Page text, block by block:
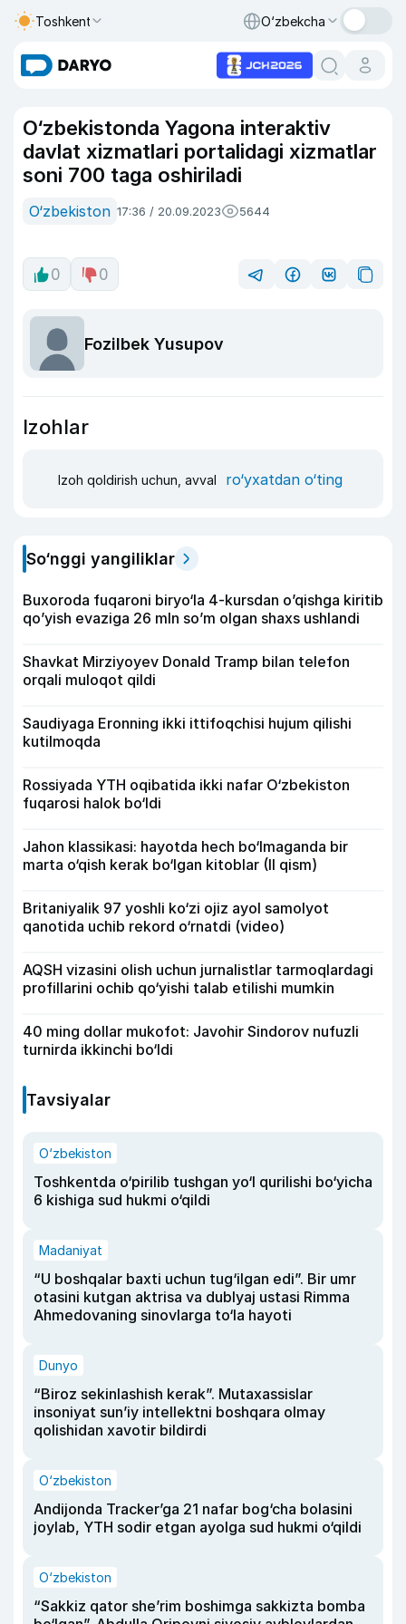
Toshkent O‘zbekcha
O‘zbekistonda Yagona interaktiv
davlat xizmatlari portalidagi xizmatlar
soni 700 taga oshiriladi
O‘zbekiston 17:36 / 20.09.2023 5644
0 0
Fozilbek Yusupov
Izohlar
Izoh qoldirish uchun, avval ro‘yxatdan o‘ting
So‘nggi yangiliklar
Buxoroda fuqaroni biryo‘la 4-kursdan o’qishga kiritib
qo’yish evaziga 26 mln so’m olgan shaxs ushlandi
Shavkat Mirziyoyev Donald Tramp bilan telefon
orqali muloqot qildi
Saudiyaga Eronning ikki ittifoqchisi hujum qilishi
kutilmoqda
Rossiyada YTH oqibatida ikki nafar O‘zbekiston
fuqarosi halok bo‘ldi
Jahon klassikasi: hayotda hech bo‘lmaganda bir
marta o‘qish kerak bo‘lgan kitoblar (II qism)
Britaniyalik 97 yoshli ko‘zi ojiz ayol samolyot
qanotida uchib rekord o‘rnatdi (video)
AQSH vizasini olish uchun jurnalistlar tarmoqlardagi
profillarini ochib qo‘yishi talab etilishi mumkin
40 ming dollar mukofot: Javohir Sindorov nufuzli
turnirda ikkinchi bo‘ldi
Tavsiyalar
O‘zbekiston
Toshkentda o‘pirilib tushgan yo‘l qurilishi bo‘yicha
6 kishiga sud hukmi o‘qildi
Madaniyat
“U boshqalar baxti uchun tug‘ilgan edi”. Bir umr
otasini kutgan aktrisa va dublyaj ustasi Rimma
Ahmedovaning sinovlarga to‘la hayoti
Dunyo
“Biroz sekinlashish kerak”. Mutaxassislar
insoniyat sun’iy intellektni boshqara olmay
qolishidan xavotir bildirdi
O‘zbekiston
Andijonda Tracker’ga 21 nafar bog‘cha bolasini
joylab, YTH sodir etgan ayolga sud hukmi o‘qildi
O‘zbekiston
“Sakkiz qator she’rim boshimga sakkizta bomba